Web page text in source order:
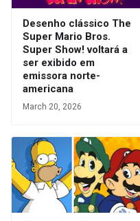
Desenho clássico The
Super Mario Bros.
Super Show! voltará a
ser exibido em
emissora norte-
americana
March 20, 2026